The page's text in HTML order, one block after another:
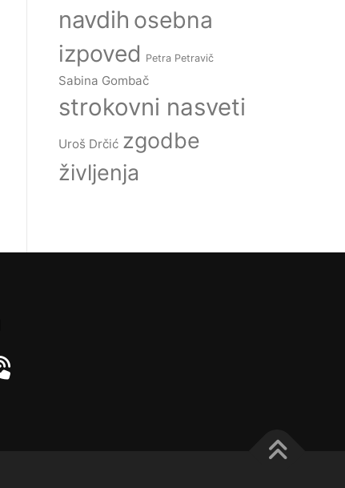
navdih osebna
izpoved Petra Petravič
Sabina Gombač
strokovni nasveti
Uroš Drčić zgodbe
življenja